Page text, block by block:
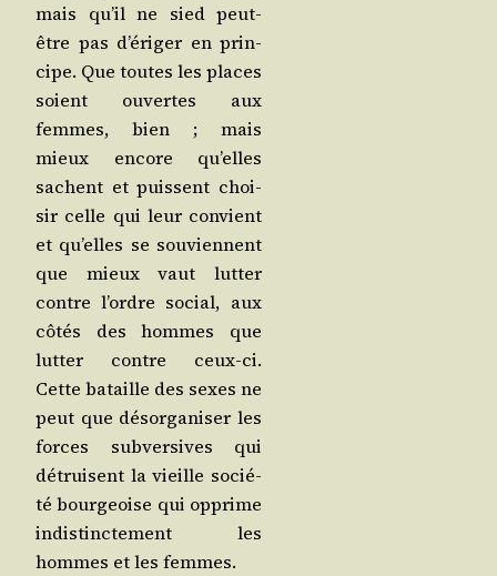
mais qu’il ne sied peut-
être pas d’é­ri­ger en prin­
cipe. Que toutes les places
soient ouvertes aux
femmes, bien ; mais
mieux encore qu’elles
sachent et puissent choi­
sir celle qui leur convient
et qu’elles se sou­viennent
que mieux vaut lut­ter
contre l’ordre social, aux
côtés des hommes que
lut­ter contre ceux-ci.
Cette bataille des sexes ne
peut que désor­ga­ni­ser les
forces sub­ver­sives qui
détruisent la vieille socié­
té bour­geoise qui opprime
indis­tinc­te­ment les
hommes et les femmes.